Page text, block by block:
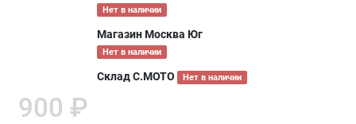
Нет в наличии
Магазин Москва Юг
Нет в наличии
Склад С.МОТО Нет в наличии
900 ₽